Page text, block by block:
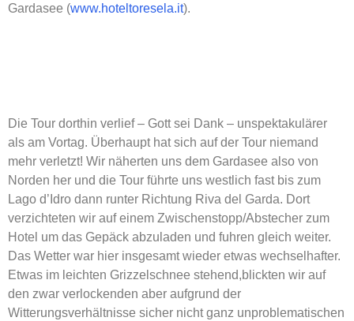
Gardasee (www.hoteltoresela.it).
Die Tour dorthin verlief – Gott sei Dank – unspektakulärer
als am Vortag. Überhaupt hat sich auf der Tour niemand
mehr verletzt! Wir näherten uns dem Gardasee also von
Norden her und die Tour führte uns westlich fast bis zum
Lago d’Idro dann runter Richtung Riva del Garda. Dort
verzichteten wir auf einem Zwischenstopp/Abstecher zum
Hotel um das Gepäck abzuladen und fuhren gleich weiter.
Das Wetter war hier insgesamt wieder etwas wechselhafter.
Etwas im leichten Grizzelschnee stehend,blickten wir auf
den zwar verlockenden aber aufgrund der
Witterungsverhältnisse sicher nicht ganz unproblematischen